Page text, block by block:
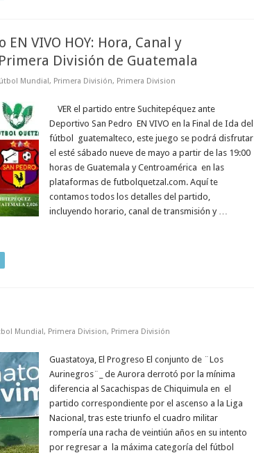
VIVO HOY: Hora, Canal y
División de Guatemala
Mundial, Primera División, Primera Division
VER el partido entre Suchitepéquez ante
Deportivo San Pedro EN VIVO en la Final de Ida del
fútbol guatemalteco, este juego se podrá disfrutar
el esté sábado nueve de mayo a partir de las 19:00
horas de Guatemala y Centroamérica en las
plataformas de futbolquetzal.com. Aquí te
contamos todos los detalles del partido,
incluyendo horario, canal de transmisión y …
Mundial, Primera Division, Primera División
Guastatoya, El Progreso El conjunto de ¨Los
Aurinegros¨_ de Aurora derrotó por la mínima
diferencia al Sacachispas de Chiquimula en el
partido correspondiente por el ascenso a la Liga
Nacional, tras este triunfo el cuadro militar
rompería una racha de veintiún años en su intento
por regresar a la máxima categoría del fútbol